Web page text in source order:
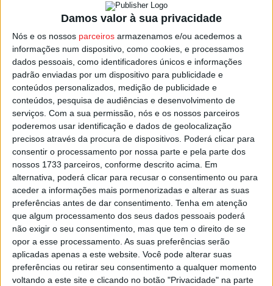
Damos valor à sua privacidade
Nós e os nossos parceiros armazenamos e/ou acedemos a
informações num dispositivo, como cookies, e processamos
dados pessoais, como identificadores únicos e informações
padrão enviadas por um dispositivo para publicidade e
conteúdos personalizados, medição de publicidade e
conteúdos, pesquisa de audiências e desenvolvimento de
serviços. Com a sua permissão, nós e os nossos parceiros
poderemos usar identificação e dados de geolocalização
precisos através da procura de dispositivos. Poderá clicar para
consentir o processamento por nossa parte e pela parte dos
nossos 1733 parceiros, conforme descrito acima. Em
alternativa, poderá clicar para recusar o consentimento ou para
aceder a informações mais pormenorizadas e alterar as suas
preferências antes de dar consentimento. Tenha em atenção
que algum processamento dos seus dados pessoais poderá
não exigir o seu consentimento, mas que tem o direito de se
opor a esse processamento. As suas preferências serão
aplicadas apenas a este website. Você pode alterar suas
preferências ou retirar seu consentimento a qualquer momento
voltando a este site e clicando no botão "Privacidade" na parte
Assim, as cirurgias não prioritárias são canceladas já a
partir desta segunda-feira, 27 de dezembro, e até 9 de
janeiro, para libertar camas de cuidados intensivos que
pudessem ser necessárias num pós-cirurgia.
As unidades de ambulatório de Viseu e Tondela retomam
a atividade normal a 3 de janeiro.
Esta e outras notícias para ouvir na Estação Diária – 96.8
FM ou emwww.968.fm
Pub
TAGS Covid-19 Hospital de São Teotónio Viseu